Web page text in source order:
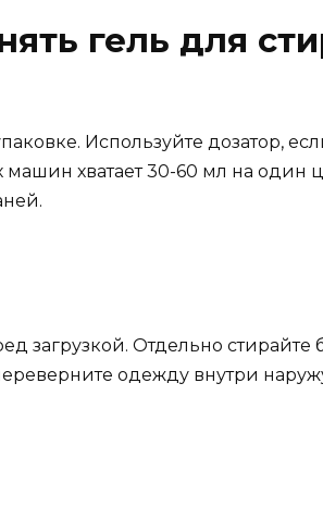
гель для
Используйте дозатор,
хватает 30-60 мл на один
загрузкой. Отдельно стирайте
одежду внутри